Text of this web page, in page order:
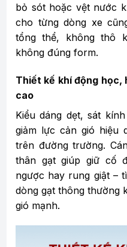
bỏ sót hoặc vệt nước
cho từng dòng xe
tổng thể, không thô
không đúng form.
Thiết kế khí động học,
cao
Kiểu dáng dẹt, sát
giảm lực cản gió hiệu
trên đường trường.
thân gạt giúp giữ cố
ngược hay rung giật –
dòng gạt thông thường
gió mạnh.